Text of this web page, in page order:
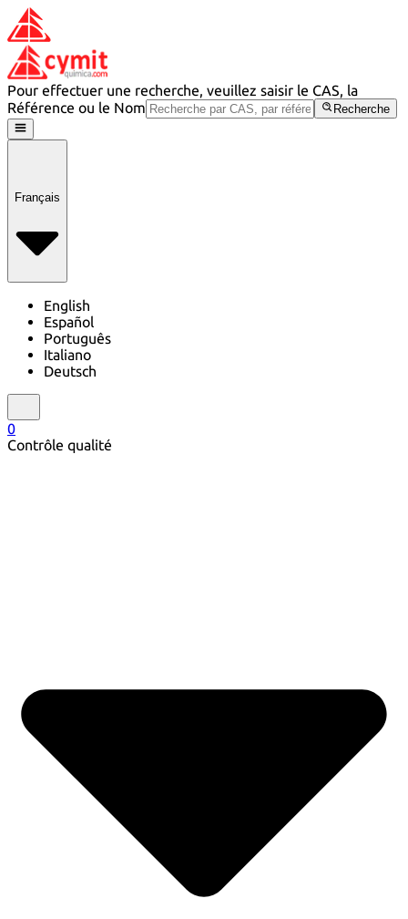
Pour effectuer une recherche, veuillez saisir le CAS, la
Référence ou le Nom
Recherche
Français
English
Español
Português
Italiano
Deutsch
0
Contrôle qualité